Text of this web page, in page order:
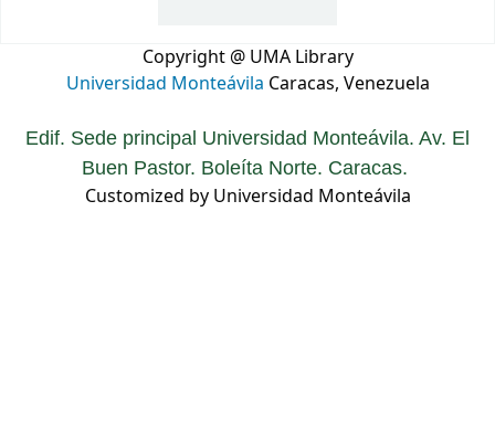
Copyright @ UMA Library
Universidad Monteávila Caracas, Venezuela
Edif. Sede principal Universidad Monteávila. Av. El
Buen Pastor. Boleíta Norte. Caracas.
Customized by Universidad Monteávila